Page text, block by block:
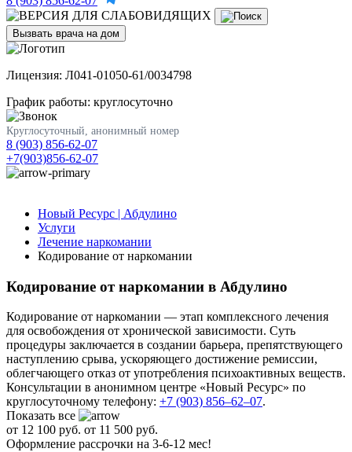
Вызвать врача на дом
Лицензия: Л041-01050-61/0034798
График работы: круглосуточно
Круглосуточный, анонимный номер
8 (903) 856-62-07
+7(903)856-62-07
Новый Ресурс | Абдулино
Услуги
Лечение наркомании
Кодирование от наркомании
Кодирование от наркомании в Абдулино
Кодирование от наркомании — этап комплексного лечения
для освобождения от хронической зависимости. Суть
процедуры заключается в создании барьера, препятствующего
наступлению срыва, ускоряющего достижение ремиссии,
облегчающего отказ от употребления психоактивных веществ.
Консультации в анонимном центре «Новый Ресурс» по
круглосуточному телефону: +7 (903) 856–62–07.
Показать все
от 12 100 руб. от 11 500 руб.
Оформление рассрочки на 3-6-12 мес!